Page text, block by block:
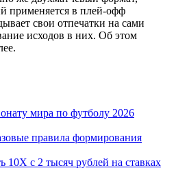
применяется в плей-офф
свои отпечатки на сами
исходов в них. Об этом
мира по футболу 2026
правила формирования
10X с 2 тысяч рублей на ставках